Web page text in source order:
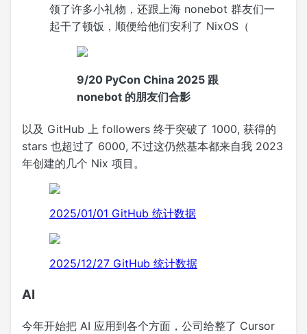
领了许多小礼物，还跟上海 nonebot 群友们一
起干了顿饭，顺便给他们安利了 NixOS（
9/20 PyCon China 2025 跟
nonebot 的朋友们合影
以及 GitHub 上 followers 终于突破了 1000, 获得的
stars 也超过了 6000, 不过这仍然基本都来自我 2023
年创建的几个 Nix 项目。
2025/01/01 GitHub 统计数据
2025/12/27 GitHub 统计数据
AI
今年开始把 AI 应用到各个方面，公司给整了 Cursor